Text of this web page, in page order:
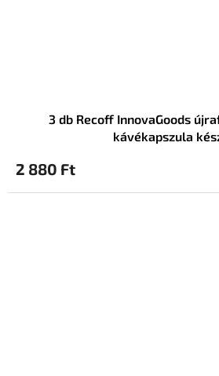
3 db Recoff InnovaGoods
kávékapszula
2 880 Ft